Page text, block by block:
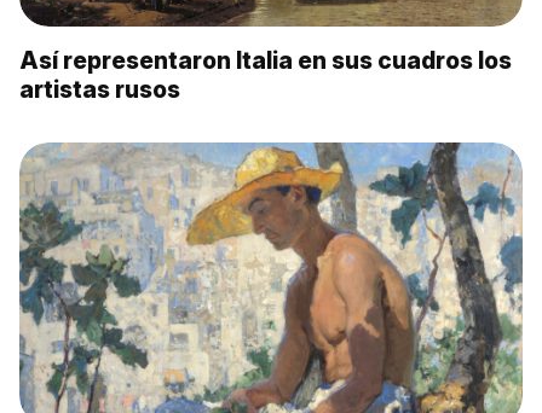
Así representaron Italia en sus cuadros los
artistas rusos